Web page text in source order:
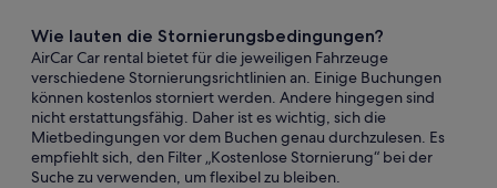
Wie lauten die Stornierungsbedingungen?
AirCar Car rental bietet für die jeweiligen Fahrzeuge
verschiedene Stornierungsrichtlinien an. Einige Buchungen
können kostenlos storniert werden. Andere hingegen sind
nicht erstattungsfähig. Daher ist es wichtig, sich die
Mietbedingungen vor dem Buchen genau durchzulesen. Es
empfiehlt sich, den Filter „Kostenlose Stornierung“ bei der
Suche zu verwenden, um flexibel zu bleiben.